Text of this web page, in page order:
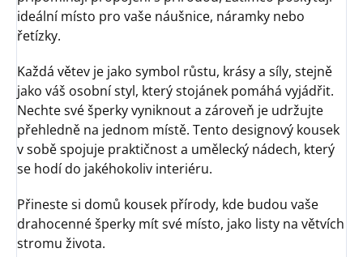
ideální místo pro vaše náušnice, náramky nebo
řetízky.
Každá větev je jako symbol růstu, krásy a síly, stejně
jako váš osobní styl, který stojánek pomáhá vyjádřit.
Nechte své šperky vyniknout a zároveň je udržujte
přehledně na jednom místě. Tento designový kousek
v sobě spojuje praktičnost a umělecký nádech, který
se hodí do jakéhokoliv interiéru.
Přineste si domů kousek přírody, kde budou vaše
drahocenné šperky mít své místo, jako listy na větvích
stromu života.